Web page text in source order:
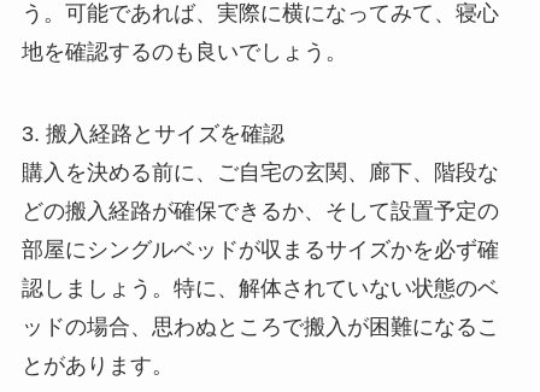
う。可能であれば、実際に横になってみて、寝心
地を確認するのも良いでしょう。
3. 搬入経路とサイズを確認
購入を決める前に、ご自宅の玄関、廊下、階段な
どの搬入経路が確保できるか、そして設置予定の
部屋にシングルベッドが収まるサイズかを必ず確
認しましょう。特に、解体されていない状態のベ
ッドの場合、思わぬところで搬入が困難になるこ
とがあります。